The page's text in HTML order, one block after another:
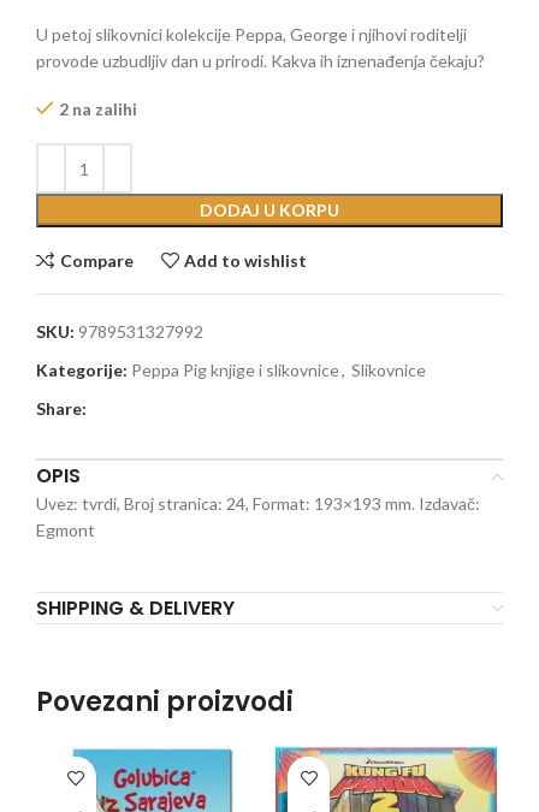
U petoj slikovnici kolekcije Peppa, George i njihovi roditelji
provode uzbudljiv dan u prirodi. Kakva ih iznenađenja čekaju?
2 na zalihi
DODAJ U KORPU
Compare Add to wishlist
SKU: 9789531327992
Kategorije: Peppa Pig knjige i slikovnice, Slikovnice
Share:
OPIS
Uvez: tvrdi, Broj stranica: 24, Format: 193×193 mm. Izdavač:
Egmont
SHIPPING & DELIVERY
Povezani proizvodi